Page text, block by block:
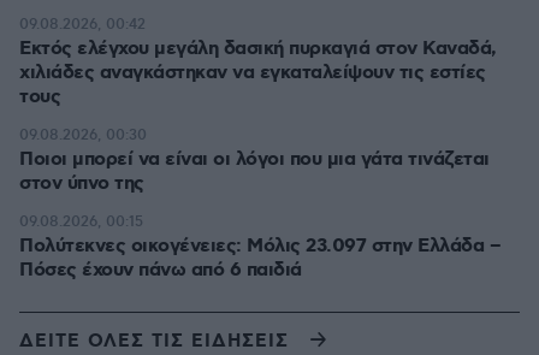
Εκτός ελέγχου μεγάλη δασική πυρκαγιά στον Καναδά,
χιλιάδες αναγκάστηκαν να εγκαταλείψουν τις εστίες
τους
09.08.2026, 00:42
Ποιοι μπορεί να είναι οι λόγοι που μια γάτα τινάζεται
στον ύπνο της
09.08.2026, 00:30
Πολύτεκνες οικογένειες: Μόλις 23.097 στην Ελλάδα –
Πόσες έχουν πάνω από 6 παιδιά
09.08.2026, 00:15
ΔΕΙΤΕ ΟΛΕΣ ΤΙΣ ΕΙΔΗΣΕΙΣ